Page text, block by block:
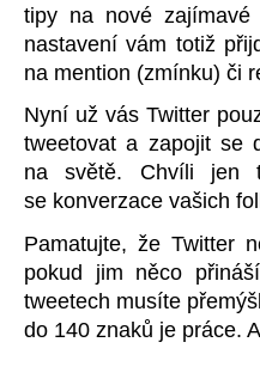
tipy na nové
nastavení vám totiž
na mention (zmínku) či
Nyní už vás Twitter
tweetovat a zapojit se
na světě. Chvíli jen
se konverzace vašich
Pamatujte, že Twitter
pokud jim něco
tweetech musíte
do 140 znaků je práce.